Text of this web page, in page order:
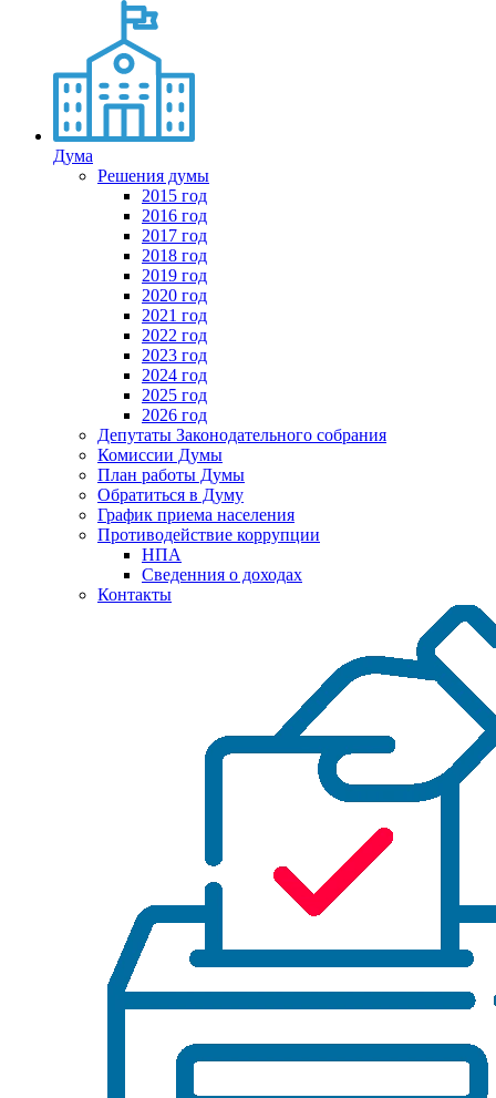
Дума
Решения думы
2015 год
2016 год
2017 год
2018 год
2019 год
2020 год
2021 год
2022 год
2023 год
2024 год
2025 год
2026 год
Депутаты Законодательного собрания
Комиссии Думы
План работы Думы
Обратиться в Думу
График приема населения
Противодействие коррупции
НПА
Сведенния о доходах
Контакты